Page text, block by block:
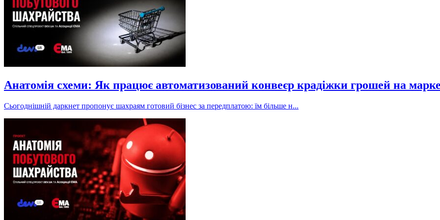
Анатомія схеми: Як працює автоматизований конвеєр крадіжки грошей на
Сьогоднішній даркнет пропонує шахраям готовий бізнес за передплатою: їм більше н...